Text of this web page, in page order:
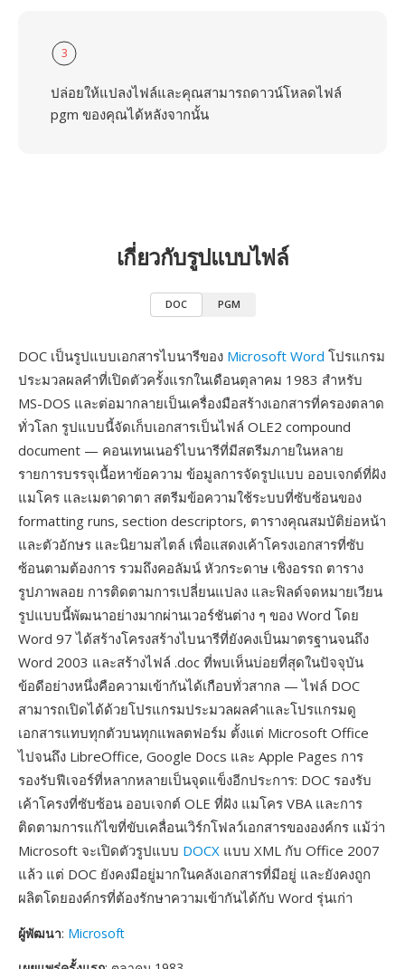
3
ปล่อยให้แปลงไฟล์และคุณสามารถดาวน์โหลดไฟล์
pgm ของคุณได้หลังจากนั้น
เกี่ยวกับรูปแบบไฟล์
DOC PGM
DOC เป็นรูปแบบเอกสารไบนารีของ Microsoft Word โปรแกรม
ประมวลผลคำที่เปิดตัวครั้งแรกในเดือนตุลาคม 1983 สำหรับ
MS-DOS และต่อมากลายเป็นเครื่องมือสร้างเอกสารที่ครองตลาด
ทั่วโลก รูปแบบนี้จัดเก็บเอกสารเป็นไฟล์ OLE2 compound
document — คอนเทนเนอร์ไบนารีที่มีสตรีมภายในหลาย
รายการบรรจุเนื้อหาข้อความ ข้อมูลการจัดรูปแบบ ออบเจกต์ที่ฝัง
แมโคร และเมตาดาตา สตรีมข้อความใช้ระบบที่ซับซ้อนของ
formatting runs, section descriptors, ตารางคุณสมบัติย่อหน้า
และตัวอักษร และนิยามสไตล์ เพื่อแสดงเค้าโครงเอกสารที่ซับ
ซ้อนตามต้องการ รวมถึงคอลัมน์ หัวกระดาษ เชิงอรรถ ตาราง
รูปภาพลอย การติดตามการเปลี่ยนแปลง และฟิลด์จดหมายเวียน
รูปแบบนี้พัฒนาอย่างมากผ่านเวอร์ชันต่าง ๆ ของ Word โดย
Word 97 ได้สร้างโครงสร้างไบนารีที่ยังคงเป็นมาตรฐานจนถึง
Word 2003 และสร้างไฟล์ .doc ที่พบเห็นบ่อยที่สุดในปัจจุบัน
ข้อดีอย่างหนึ่งคือความเข้ากันได้เกือบทั่วสากล — ไฟล์ DOC
สามารถเปิดได้ด้วยโปรแกรมประมวลผลคำและโปรแกรมดู
เอกสารแทบทุกตัวบนทุกแพลตฟอร์ม ตั้งแต่ Microsoft Office
ไปจนถึง LibreOffice, Google Docs และ Apple Pages การ
รองรับฟีเจอร์ที่หลากหลายเป็นจุดแข็งอีกประการ: DOC รองรับ
เค้าโครงที่ซับซ้อน ออบเจกต์ OLE ที่ฝัง แมโคร VBA และการ
ติดตามการแก้ไขที่ขับเคลื่อนเวิร์กโฟลว์เอกสารขององค์กร แม้ว่า
Microsoft จะเปิดตัวรูปแบบ DOCX แบบ XML กับ Office 2007
แล้ว แต่ DOC ยังคงมีอยู่มากในคลังเอกสารที่มีอยู่ และยังคงถูก
ผลิตโดยองค์กรที่ต้องรักษาความเข้ากันได้กับ Word รุ่นเก่า
ผู้พัฒนา: Microsoft